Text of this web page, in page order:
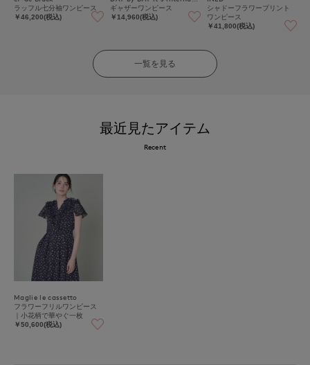
ラッフル七分袖ワンピース
￥46,200(税込)
ギャザーワンピース
￥14,960(税込)
シャドーフラワープリント
ワンピース
￥41,800(税込)
一覧を見る
最近見たアイテム
Recent
Maglie le cassetto
フラワーフリルワンピース
｜小花柄で華やぐ一枚
￥50,600(税込)